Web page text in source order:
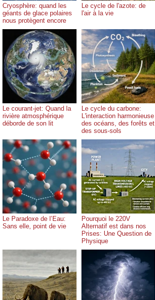
Cryosphère: quand les
géants de glace polaires
nous protègent encore
Le cycle de l'azote: de
l'air à la vie
Le courant-jet: Quand la
rivière atmosphérique
déborde de son lit
Le cycle du carbone:
L'interaction harmonieuse
des océans, des forêts et
des sous-sols
Le Paradoxe de l’Eau:
Sans elle, point de vie
Pourquoi le 220V
Alternatif est dans nos
Prises: Une Question de
Physique